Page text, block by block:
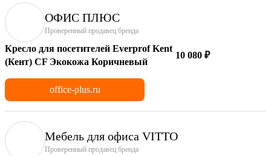
ОФИС ПЛЮС
Проверенный продавец бренда
Кресло для посетителей Everprof Kent
(Кент) CF Экокожа Коричневый
10 080 ₽
office-plus.ru
Мебель для офиса VITTO
Проверенный продавец бренда